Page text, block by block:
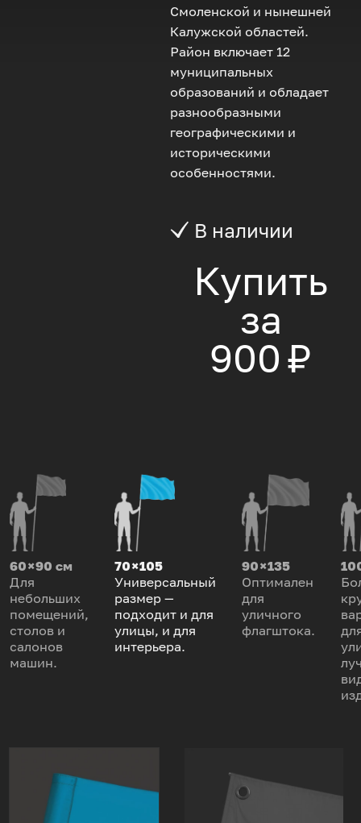
Смоленской и нынешней
Калужской областей.
Район включает 12
муниципальных
образований и обладает
разнообразными
географическими и
историческими
особенностями.
В наличии
Купить
за
900 ₽
60 × 90 см
Для
небольших
помещений,
столов и
салонов
машин.
70 × 105
Универсальный
размер —
подходит и для
улицы, и для
интерьера.
90 × 135
Оптимален
для
уличного
флагштока.